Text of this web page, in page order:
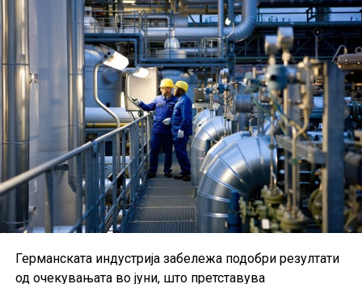
Германската индустрија забележа подобри резултати
од очекувањата во јуни, што претставува